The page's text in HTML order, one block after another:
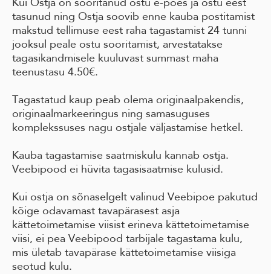
tasunud ning Ostja soovib enne kauba postitamist
makstud tellimuse eest raha tagastamist 24 tunni
jooksul peale ostu sooritamist, arvestatakse
tagasikandmisele kuuluvast summast maha
teenustasu 4.50€.
Tagastatud kaup peab olema originaalpakendis,
originaalmarkeeringus ning samasuguses
komplekssuses nagu ostjale väljastamise hetkel.
Kauba tagastamise saatmiskulu kannab ostja.
Veebipood ei hüvita tagasisaatmise kulusid.
Kui ostja on sõnaselgelt valinud Veebipoe pakutud
kõige odavamast tavapärasest asja
kättetoimetamise viisist erineva kättetoimetamise
viisi, ei pea Veebipood tarbijale tagastama kulu,
mis ületab tavapärase kättetoimetamise viisiga
seotud kulu.